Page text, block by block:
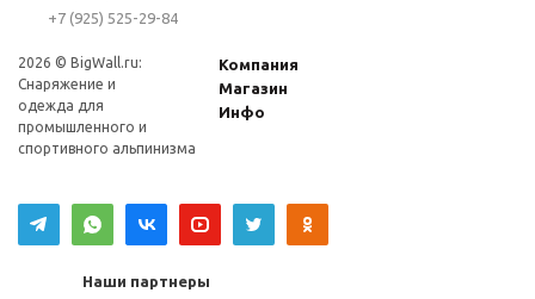
+7 (925) 525-29-84
2026 © BigWall.ru:
Снаряжение и
одежда для
промышленного и
спортивного альпинизма
Компания
Магазин
Инфо
Наши партнеры